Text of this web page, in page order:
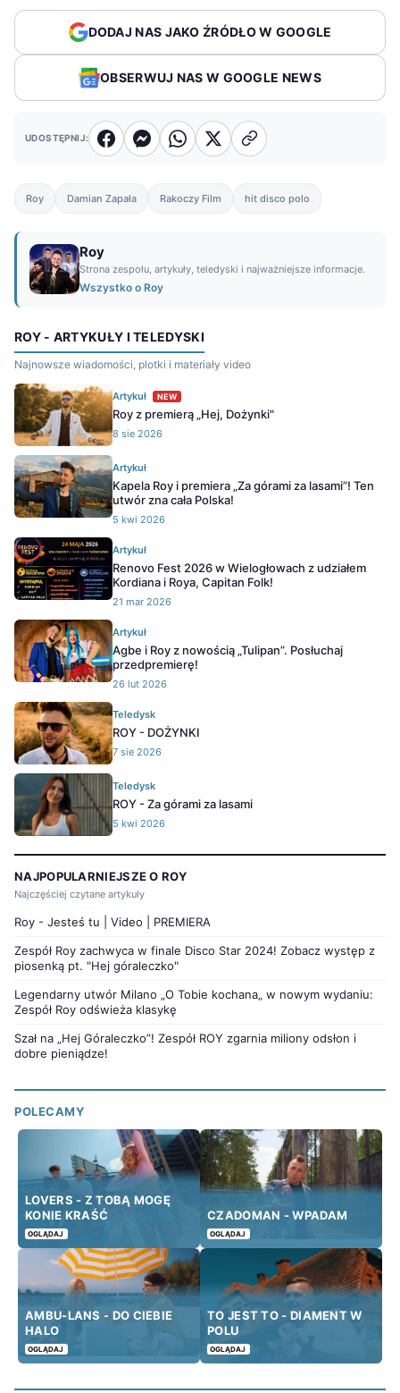
DODAJ NAS JAKO ŹRÓDŁO W GOOGLE
OBSERWUJ NAS W GOOGLE NEWS
UDOSTĘPNIJ:
Roy Damian Zapała Rakoczy Film hit disco polo
Roy
Strona zespołu, artykuły, teledyski i najważniejsze informacje.
Wszystko o Roy
ROY - ARTYKUŁY I TELEDYSKI
Najnowsze wiadomości, plotki i materiały video
Artykuł NEW
Roy z premierą „Hej, Dożynki"
8 sie 2026
Artykuł
Kapela Roy i premiera „Za górami za lasami”! Ten
utwór zna cała Polska!
5 kwi 2026
Artykuł
Renovo Fest 2026 w Wielogłowach z udziałem
Kordiana i Roya, Capitan Folk!
21 mar 2026
Artykuł
Agbe i Roy z nowością „Tulipan”. Posłuchaj
przedpremierę!
26 lut 2026
Teledysk
ROY - DOŻYNKI
7 sie 2026
Teledysk
ROY - Za górami za lasami
5 kwi 2026
NAJPOPULARNIEJSZE O ROY
Najczęściej czytane artykuły
Roy - Jesteś tu | Video | PREMIERA
Zespół Roy zachwyca w finale Disco Star 2024! Zobacz występ z
piosenką pt. "Hej góraleczko"
Legendarny utwór Milano „O Tobie kochana„ w nowym wydaniu:
Zespół Roy odświeża klasykę
Szał na „Hej Góraleczko”! Zespół ROY zgarnia miliony odsłon i
dobre pieniądze!
POLECAMY
LOVERS - Z TOBĄ MOGĘ
KONIE KRAŚĆ
OGLĄDAJ
CZADOMAN - WPADAM
OGLĄDAJ
AMBU-LANS - DO CIEBIE
HALO
OGLĄDAJ
TO JEST TO - DIAMENT W
POLU
OGLĄDAJ